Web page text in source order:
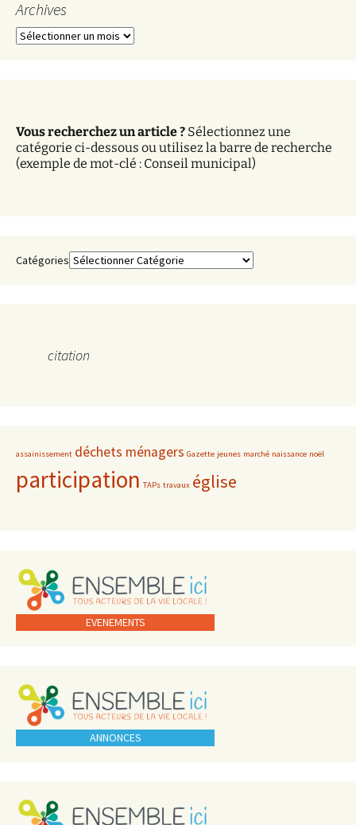
Archives
A
e
s
Vous recherchez un article ? Sélectionnez une
catégorie ci-dessous ou utilisez la barre de recherche
(exemple de mot-clé : Conseil municipal)
Catégories
citation
assainissement déchets ménagers Gazette jeunes marché naissance noël
participation TAPs travaux église
EVENEMENTS
ANNONCES